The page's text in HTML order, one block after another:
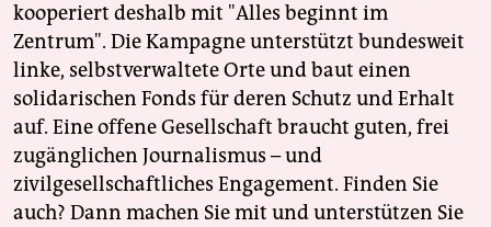
kooperiert deshalb mit "Alles beginnt im
Zentrum". Die Kampagne unterstützt bundesweit
linke, selbstverwaltete Orte und baut einen
solidarischen Fonds für deren Schutz und Erhalt
auf. Eine offene Gesellschaft braucht guten, frei
zugänglichen Journalismus – und
zivilgesellschaftliches Engagement. Finden Sie
auch? Dann machen Sie mit und unterstützen Sie